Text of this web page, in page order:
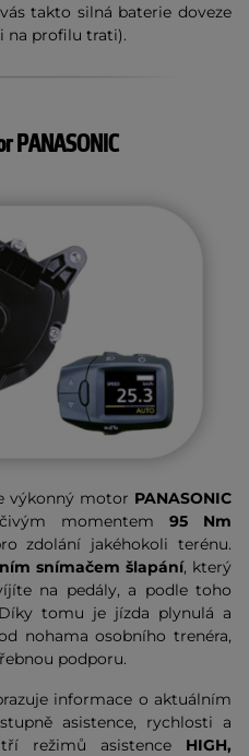
takto silná baterie doveze
na profilu trati).
PANASONIC
výkonný motor PANASONIC
momentem 95 Nm
zdolání jakéhokoli terénu.
snímačem šlapání, který
na pedály, a podle toho
tomu je jízda plynulá a
nohama osobního trenéra,
podporu.
informace o aktuálním
asistence, rychlosti a
režimů asistence HIGH,